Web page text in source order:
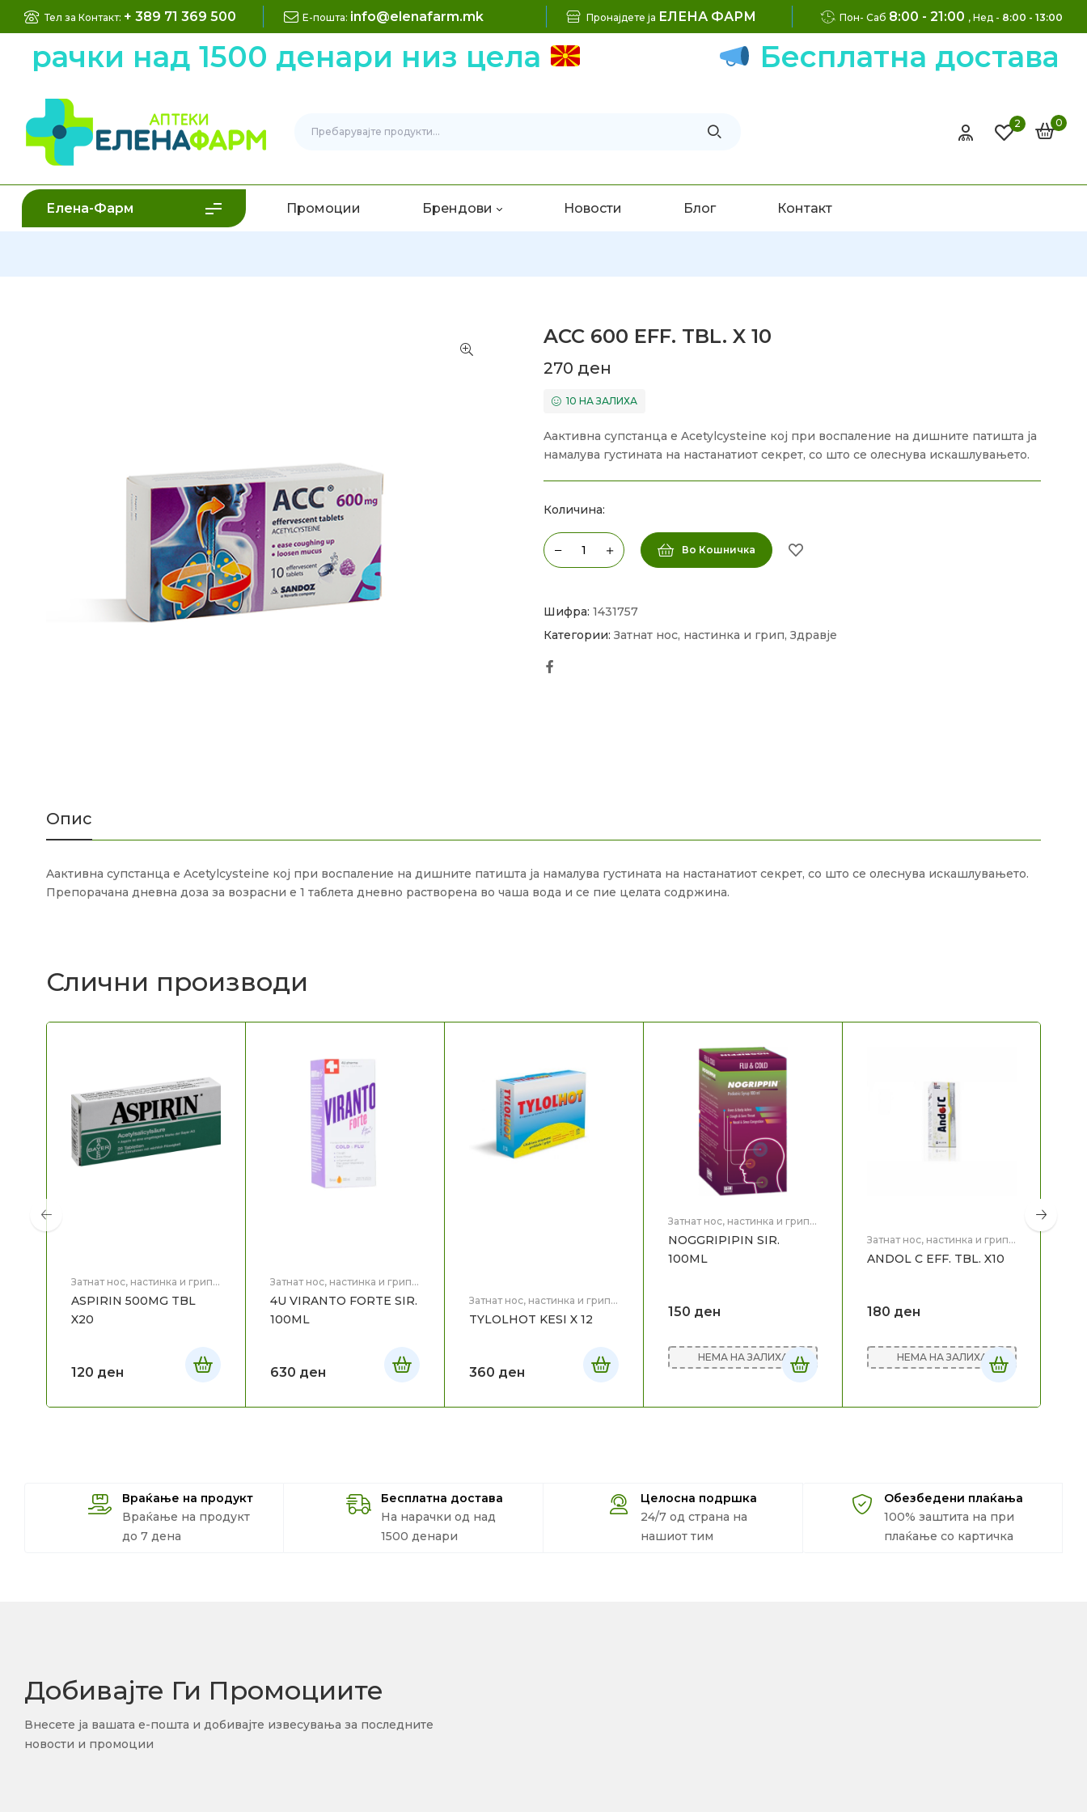
Тел за Контакт: + 389 71 369 500 Е-пошта: info@elenafarm.mk Пронајдете ја ЕЛЕНА ФАРМ Пон- Саб 8:00 - 21:00 , Нед - 8:00 - 13:00
над 1500 денари низ цела Бесплатна достава на
2 0
Елена-Фарм Промоции Брендови Новости Блог Контакт
ACC 600 EFF. TBL. X 10
270 ден
10 НА ЗАЛИХА
Aактивна супстанца е Acetylcysteine кој при воспаление на дишните патишта ја
намалува густината на настанатиот секрет, со што се олеснува искашлувањето.
Количина:
Во Кошничка
Шифра: 1431757
Категории: Затнат нос, настинка и грип, Здравје
Опис
Aактивна супстанца е Acetylcysteine кој при воспаление на дишните патишта ја намалува густината на настанатиот секрет, со што се олеснува искашлувањето.
Препорачана дневна доза за возрасни е 1 таблета дневно растворена во чаша вода и се пие целата содржина.
Слични производи
Затнат нос, настинка и грип,
ASPIRIN 500MG TBL
X20
120 ден
Затнат нос, настинка и грип,
4U VIRANTO FORTE SIR.
100ML
630 ден
Затнат нос, настинка и грип,
TYLOLHOT KESI X 12
360 ден
Затнат нос, настинка и грип,
NOGGRIPIPIN SIR.
100ML
150 ден
НЕМА НА ЗАЛИХА
Затнат нос, настинка и грип,
ANDOL C EFF. TBL. X10
180 ден
НЕМА НА ЗАЛИХА
Враќање на продукт
Враќање на продукт
до 7 дена
Бесплатна достава
На нарачки од над
1500 денари
Целосна подршка
24/7 од страна на
нашиот тим
Обезбедени плаќања
100% заштита на при
плаќање со картичка
Добивајте Ги Промоциите
Внесете ја вашата е-пошта и добивајте извесувања за последните
новости и промоции